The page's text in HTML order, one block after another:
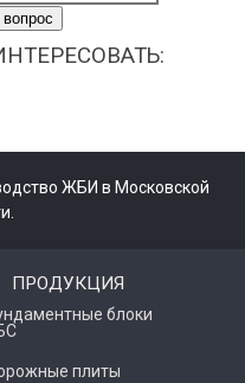
ЖБИ в Московской
ПРОДУКЦИЯ
блоки
плиты